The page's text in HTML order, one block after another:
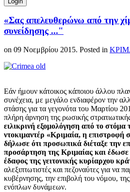
«Σας απελευθερώνω από την
συνείδησης ..."
on 09 Νοεμβρίου 2015. Posted in
Εάν ήμουν κάτοικος κάποιου άλλου
συνέχεια, με μεγάλο ενδιαφέρον την
στάσης για τα γεγονότα του Μαρτίου
πλήρη άρνηση της ρωσικής
ειλικρινή εξομολόγηση από το στόμα
ντοκιμαντέρ «Κριμαία, η επιστροφή
δήλωσε ότι προσωπικά διέταξε την
προσάρτηση της Κριμαίας και έδωσε
έδαφος της γειτονικής κυρίαρχου
αλεξιπτωτιστές και πεζοναύτες για να
κυβέρνησης, την επιβολή του νόμου,
ενόπλων δυνάμεων.